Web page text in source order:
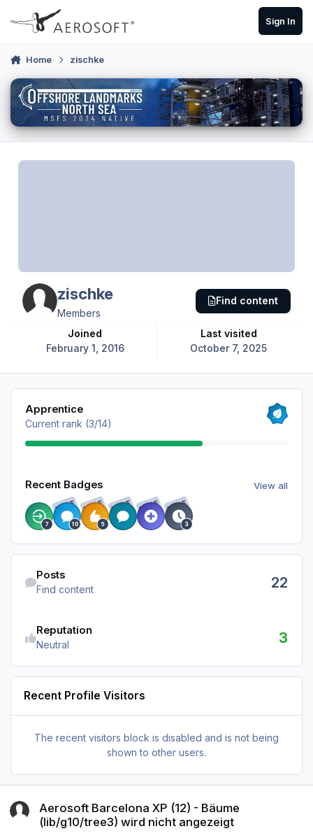
Skip to content
Sign In
Home zischke
zischke
Members
Joined
February 1, 2016
Last visited
October 7, 2025
Find content
View all
Apprentice
Current rank (3/14)
Recent Badges View all
RARE RARE RARE RARE RARE
Find content
Posts
Find content 22
Reputation
Neutral 3
Recent Profile Visitors
The recent visitors block is disabled and is not being
shown to other users.
Aerosoft Barcelona XP (12) - Bäume
(lib/g10/tree3) wird nicht angezeigt